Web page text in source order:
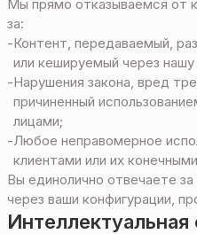
Мы прямо отказываемся от
за:
-Контент, передаваемый,
или кешируемый через нашу
-Нарушения закона, вред
причиненный
лицами;
-Любое неправомерное
клиентами или их
Вы единолично отвечаете
через ваши конфигурации,